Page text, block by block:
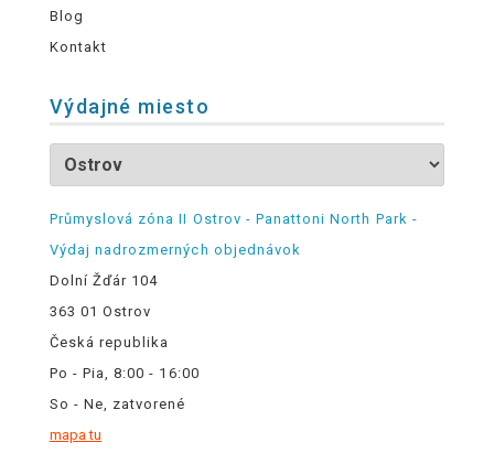
Blog
Kontakt
Výdajné miesto
Průmyslová zóna II Ostrov - Panattoni North Park -
Výdaj nadrozmerných objednávok
Dolní Žďár 104
363 01 Ostrov
Česká republika
Po - Pia, 8:00 - 16:00
So - Ne, zatvorené
mapa tu